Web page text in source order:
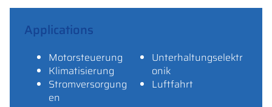
Applications
Motorsteuerung
Klimatisierung
Stromversorgung
en
Unterhaltungselektr
onik
Luftfahrt